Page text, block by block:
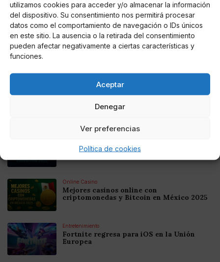
utilizamos cookies para acceder y/o almacenar la información
del dispositivo. Su consentimiento nos permitirá procesar
datos como el comportamiento de navegación o IDs únicos
en este sitio. La ausencia o la retirada del consentimiento
pueden afectar negativamente a ciertas características y
funciones.
Aceptar
Denegar
Ver preferencias
Política de cookies
AUTOR
Iván Leal Ramos
Noticias relacionadas
Mejores Cripto Casinos Online en
Colombia 2025: Bitcoin Casinos
Mejores Casinos Online con Bitcoin y
Criptomonedas en Argentina 2025
Online Casino
Mejores casinos online con
criptomonedas y Bitcoin en México 2025
Entretenimiento
Fortnite regresa para iOS en la Unión
Europea